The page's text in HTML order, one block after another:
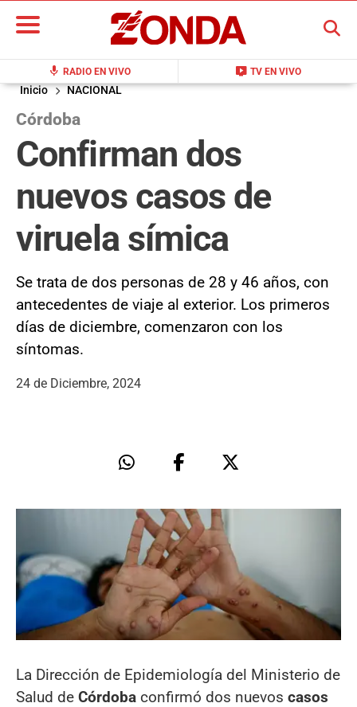
mic RADIO EN VIVO live_tv TV EN VIVO
BUSCAR
Inicio NACIONAL
Córdoba
Confirman dos
nuevos casos de
viruela símica
Se trata de dos personas de 28 y 46 años, con
antecedentes de viaje al exterior. Los primeros
días de diciembre, comenzaron con los
síntomas.
24 de Diciembre, 2024
La Dirección de Epidemiología del Ministerio de
Salud de Córdoba confirmó dos nuevos casos